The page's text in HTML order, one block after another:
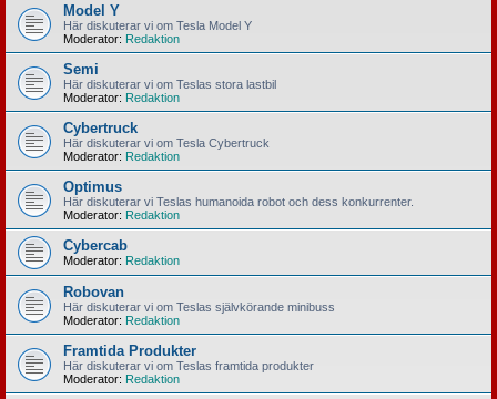
Model Y
Här diskuterar vi om Tesla Model Y
Moderator: Redaktion
Semi
Här diskuterar vi om Teslas stora lastbil
Moderator: Redaktion
Cybertruck
Här diskuterar vi om Tesla Cybertruck
Moderator: Redaktion
Optimus
Här diskuterar vi Teslas humanoida robot och dess konkurrenter.
Moderator: Redaktion
Cybercab
Moderator: Redaktion
Robovan
Här diskuterar vi om Teslas självkörande minibuss
Moderator: Redaktion
Framtida Produkter
Här diskuterar vi om Teslas framtida produkter
Moderator: Redaktion